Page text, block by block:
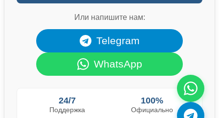
Или напишите нам:
Telegram
WhatsApp
24/7
Поддержка
100%
Официально